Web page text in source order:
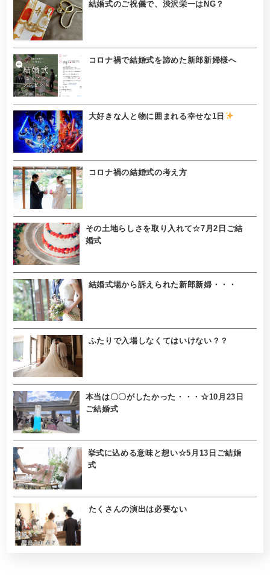
結婚式のご祝儀で、渋沢栄一はNG？
コロナ禍で結婚式を諦めた新郎新婦様へ
大好きな人と物に囲まれる幸せな1日
コロナ禍の結婚式の考え方
その土地らしさを取り入れて☆7月2日ご結
婚式
結婚式場から訴えられた新郎新婦・・・
ふたりで入場しなくてはいけない？？
本当は〇〇がしたかった・・・☆10月23日
ご結婚式
挙式に込める意味と想い☆5月13日ご結婚
式
たくさんの演出は必要ない